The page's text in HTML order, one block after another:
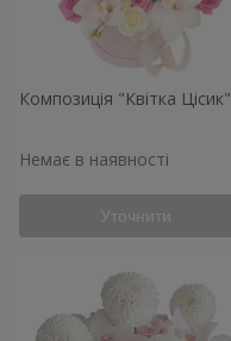
Композиція "Квітка Цісик"
Немає в наявності
Уточнити